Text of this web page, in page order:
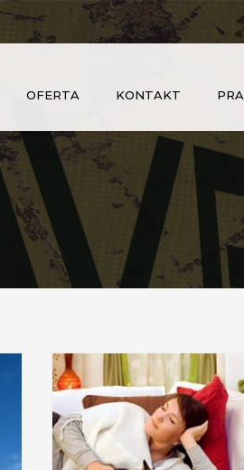
OFERTA KONTAKT